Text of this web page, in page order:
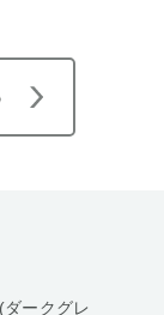
ークグレ